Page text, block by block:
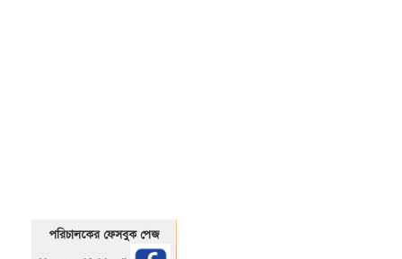
পরিচালকের ফেসবুক পেজ